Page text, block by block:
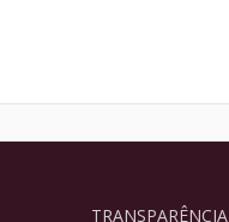
TRANSPARÊNCIA